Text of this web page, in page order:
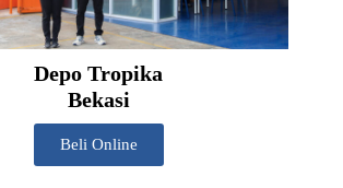
Depo Tropika
Bekasi
Beli Online